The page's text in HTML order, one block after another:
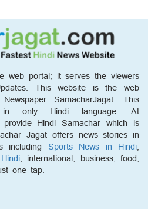
web portal; it serves the viewers
This website is the web
SamacharJagat. This
in only Hindi language. At
Hindi Samachar which is
Jagat offers news stories in
including Sports News in Hindi,
, international, business, food,
one tap.